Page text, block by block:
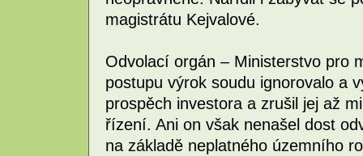
magistrátu Kejvalové.
Odvolací orgán – Ministerstvo pro
postupu výrok soudu ignorovalo a
prospěch investora a zrušil jej až
řízení. Ani on však nenašel dost
na základě neplatného územního